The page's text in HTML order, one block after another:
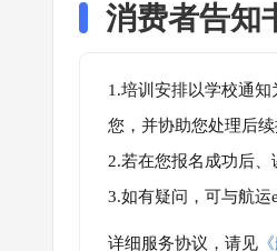
消费者告知
1.培训安排以学校通
您，并协助您处理后
2.若在您报名成功后
3.如有疑问，可与航
详细服务协议，请见